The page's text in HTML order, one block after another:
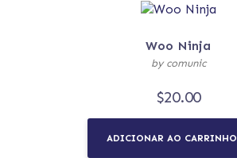
Woo Ninja
by comunic
$20.00
ADICIONAR AO CARRINHO